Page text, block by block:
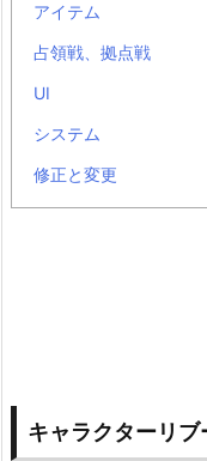
アイテム
占領戦、拠点戦
UI
システム
修正と変更
キャラクターリブ